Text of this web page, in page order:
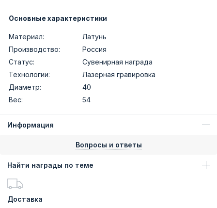
Основные характеристики
Материал:
Латунь
Производство:
Россия
Статус:
Сувенирная награда
Технологии:
Лазерная гравировка
Диаметр:
40
Вес:
54
Информация
Вопросы и ответы
Найти награды по теме
Доставка